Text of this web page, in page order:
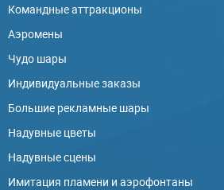
Командные аттракционы
Аэромены
Чудо шары
Индивидуальные заказы
Большие рекламные шары
Надувные цветы
Надувные сцены
Имитация пламени и аэрофонтаны